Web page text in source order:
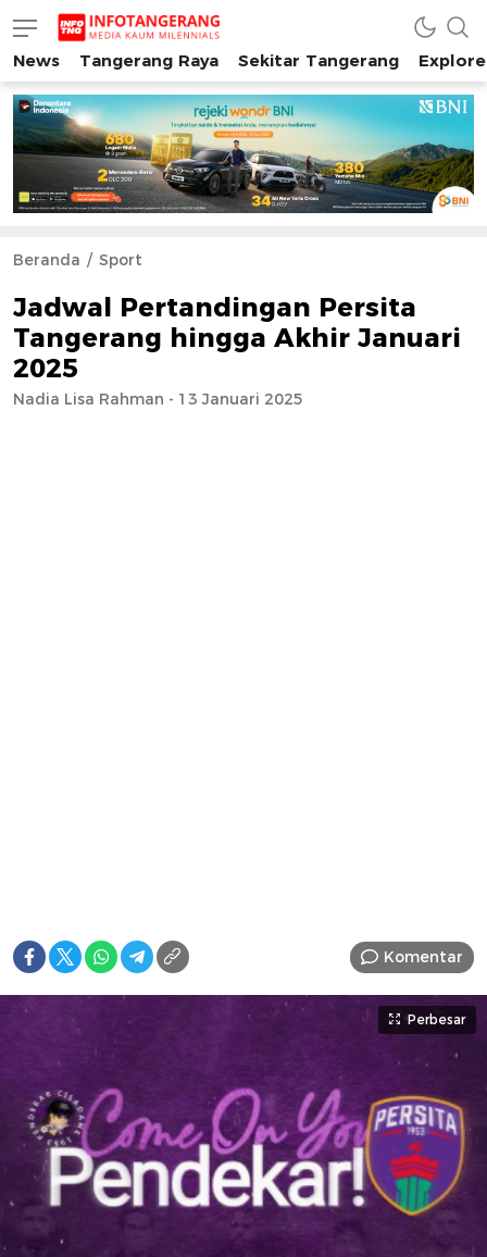
INFO TANGERANG
Media Kaum Millenials Tangerang Raya
News Tangerang Raya Sekitar Tangerang
Beranda Sport
Jadwal Pertandingan Persita
Tangerang hingga Akhir Januari
2025
Nadia Lisa Rahman - 13 Januari 2025
Komentar
Perbesar